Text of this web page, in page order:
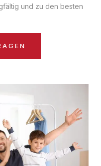
und zu den besten